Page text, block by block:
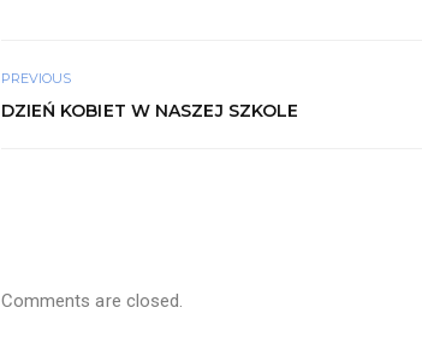
PREVIOUS
DZIEŃ KOBIET W NASZEJ SZKOLE
Comments are closed.